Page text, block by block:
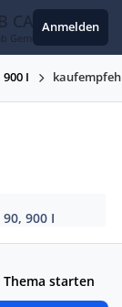
CARS
Gemeinschaft
Anmelden
900 I
90, 900 I
Thema starten